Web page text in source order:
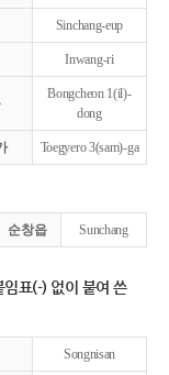
Sinchang-eup
Inwang-ri
Bongcheon 1(il)-
dong
Toegyero 3(sam)-ga
순창읍 Sunchang
표(-) 없이 붙여 쓴
Songnisan